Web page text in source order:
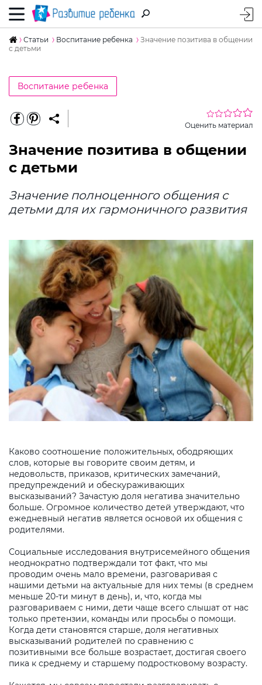
Статьи Воспитание ребенка
Значение позитива в общении
с детьми
Воспитание ребенка
Оценить материал
Значение позитива в общении
с детьми
Значение полноценного общения с
детьми для их гармоничного развития
Каково соотношение положительных, ободряющих
слов, которые вы говорите своим детям, и
недовольств, приказов, критических замечаний,
предупреждений и обескураживающих
высказываний? Зачастую доля негатива значительно
больше. Огромное количество детей утверждают, что
ежедневный негатив является основой их общения с
родителями.
Социальные исследования внутрисемейного общения
неоднократно подтверждали тот факт, что мы
проводим очень мало времени, разговаривая с
нашими детьми на актуальные для них темы (в среднем
меньше 20-ти минут в день), и, что, когда мы
разговариваем с ними, дети чаще всего слышат от нас
только претензии, команды или просьбы о помощи.
Когда дети становятся старше, доля негативных
высказываний родителей по сравнению с
позитивными все больше возрастает, достигая своего
пика к среднему и старшему подростковому возрасту.